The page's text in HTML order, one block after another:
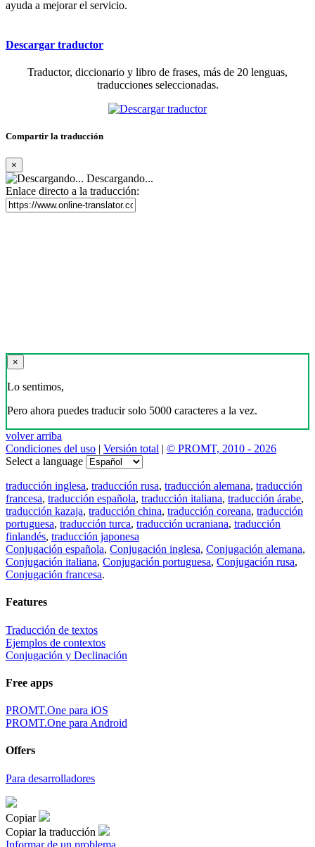
ayuda a mejorar el servicio.
Descargar traductor
Traductor, diccionario y libro de frases, más de 20 lenguas,
traducciones seleccionadas.
Compartir la traducción
×
Descargando...
Enlace directo a la traducción:
×
Lo sentimos,
Pero ahora puedes traducir solo 5000 caracteres a la vez.
volver arriba
Condiciones del uso | Versión total | © PROMT, 2010 - 2026
Select a language
traducción inglesa, traducción rusa, traducción alemana, traducción
francesa, traducción española, traducción italiana, traducción árabe,
traducción kazaja, traducción china, traducción coreana, traducción
portuguesa, traducción turca, traducción ucraniana, traducción
finlandés, traducción japonesa
Conjugación española, Conjugación inglesa, Conjugación alemana,
Conjugación italiana, Conjugación portuguesa, Conjugación rusa,
Conjugación francesa.
Features
Traducción de textos
Ejemplos de contextos
Conjugación y Declinación
Free apps
PROMT.One para iOS
PROMT.One para Android
Offers
Para desarrolladores
Copiar
Copiar la traducción
Informar de un problema